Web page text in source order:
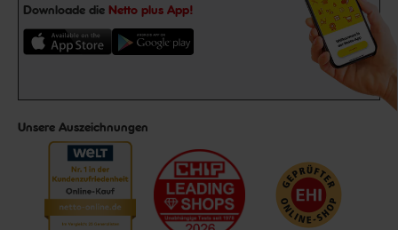
Downloade die Netto plus App!
Unsere Auszeichnungen